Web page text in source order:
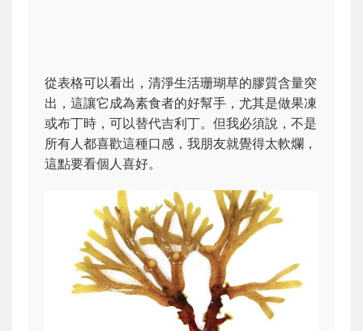
從表格可以看出，清淨生活珊瑚草的膠質含量突
出，這讓它成為素食者的好幫手，尤其是做果凍
或布丁時，可以替代吉利丁。但我必須說，不是
所有人都喜歡這種口感，我朋友就覺得太軟爛，
這點要看個人喜好。